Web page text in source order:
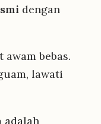
dengan
bebas.
lawati
adalah